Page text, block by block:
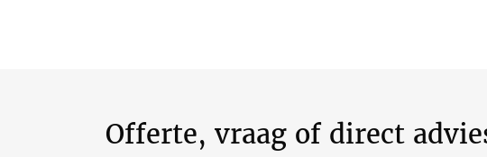
Offerte, vraag of direct